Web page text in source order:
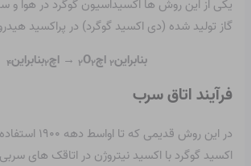
یکی از این روش ها اکسیداسیون گوگرد در هوا
گاز تولید شده (دی اکسید گوگرد) در پراکسید
بنابراین۲ اچ ۲O۲ → اچ۲بنابراین۴
فرآیند اتاق سرب
در این روش قدیمی
اکسید گوگرد با اکسید نیتروژن در اتاقک های